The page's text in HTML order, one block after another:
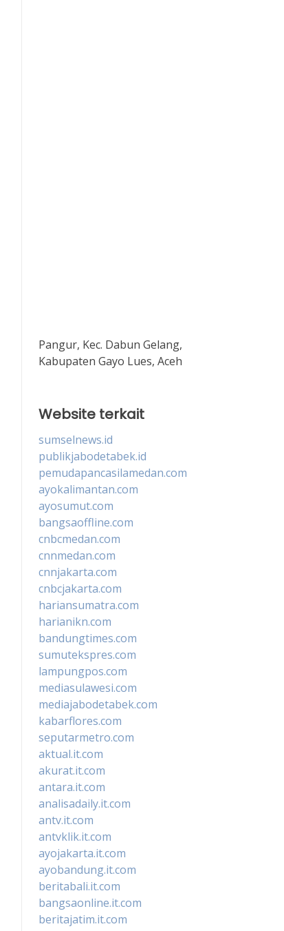
Pangur, Kec. Dabun Gelang,
Kabupaten Gayo Lues, Aceh
Website terkait
sumselnews.id
publikjabodetabek.id
pemudapancasilamedan.com
ayokalimantan.com
ayosumut.com
bangsaoffline.com
cnbcmedan.com
cnnmedan.com
cnnjakarta.com
cnbcjakarta.com
hariansumatra.com
harianikn.com
bandungtimes.com
sumutekspres.com
lampungpos.com
mediasulawesi.com
mediajabodetabek.com
kabarflores.com
seputarmetro.com
aktual.it.com
akurat.it.com
antara.it.com
analisadaily.it.com
antv.it.com
antvklik.it.com
ayojakarta.it.com
ayobandung.it.com
beritabali.it.com
bangsaonline.it.com
beritajatim.it.com